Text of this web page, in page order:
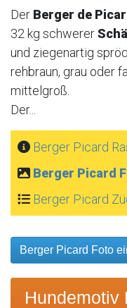
Der Berger de
32 kg schwerer
und ziegenartig
rehbraun, grau oder
mittelgroß.
Der...
Berger Picard
Berger Picard
Berger Picard
Berger Picard Foto
Hundemotiv